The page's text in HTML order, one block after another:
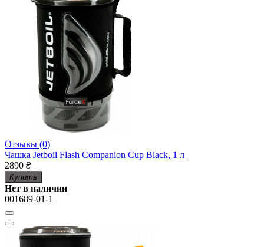
Отзывы (0)
Чашка Jetboil Flash Companion Cup Black, 1 л
2890 ₴
Купить
Нет в наличии
001689-01-1